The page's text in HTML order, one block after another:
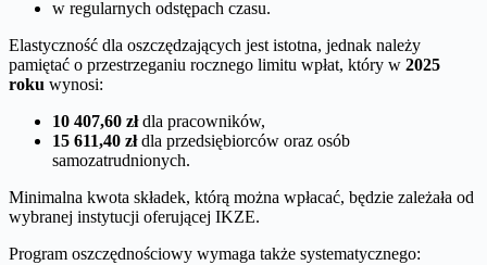
w regularnych odstępach czasu.
Elastyczność dla oszczędzających jest istotna, jednak należy
pamiętać o przestrzeganiu rocznego limitu wpłat, który w 2025
roku wynosi:
10 407,60 złdla pracowników,
15 611,40 złdla przedsiębiorców oraz osób
samozatrudnionych.
Minimalna kwota składek, którą można wpłacać, będzie zależała od
wybranej instytucji oferującej IKZE.
Program oszczędnościowy wymaga także systematycznego: